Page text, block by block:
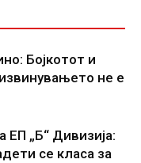
Бојкотот и
не е
ЕП „Б“ Дивизија:
се класа за